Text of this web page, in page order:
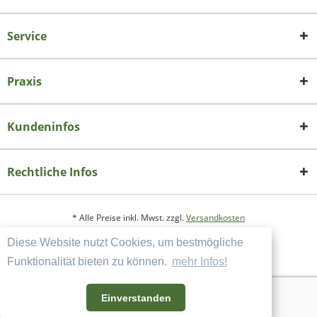
Diese Website nutzt Cookies, um bestmögliche
Funktionalität bieten zu können. mehr Infos!
Einverstanden
Service
Praxis
Kundeninfos
Rechtliche Infos
* Alle Preise inkl. Mwst. zzgl.Versandkosten
Copyright
Datenschutzerklärung
Widerrufsbelehrung und Muster-Widerrufsformular
AGB und Kundeninformation